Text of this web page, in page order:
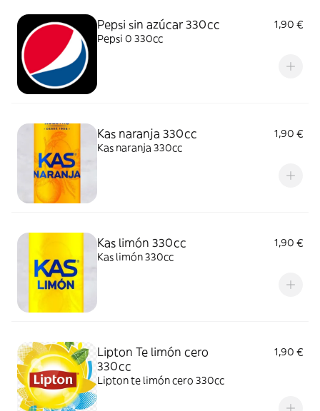
Pepsi sin azúcar 330cc
1,90 €
Pepsi 0 330cc
Kas naranja 330cc
1,90 €
Kas naranja 330cc
Kas limón 330cc
1,90 €
Kas limón 330cc
Lipton Te limón cero
330cc
1,90 €
Lipton te limón cero 330cc